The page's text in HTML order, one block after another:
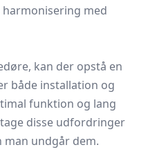
med
kan der opstå en
både installation og
funktion og lang
disse udfordringer
undgår dem.